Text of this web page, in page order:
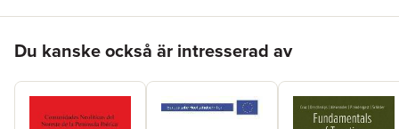
Du kanske också är intresserad av